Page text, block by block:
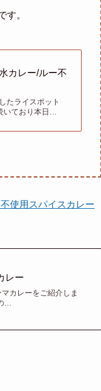
す。
カレー/ルー不
たライスポット
いており本日…
使用スパイスカレー
レー
カレーをご紹介しま
…